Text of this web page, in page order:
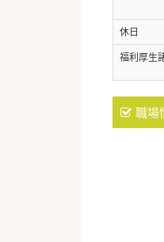
休日
福利厚生
職場